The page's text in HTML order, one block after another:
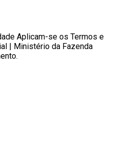
Aplicam-se os Termos e
| Ministério da Fazenda